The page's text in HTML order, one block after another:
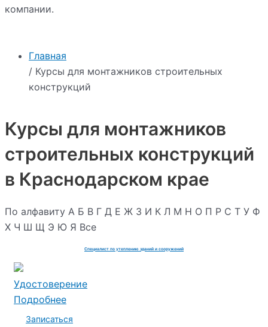
Главная
/ Курсы для монтажников строительных
конструкций
Курсы для монтажников
строительных конструкций
в Краснодарском крае
По алфавиту А Б В Г Д Е Ж З И К Л М Н О П Р С Т У Ф
Х Ч Ш Щ Э Ю Я Все
Специалист по утеплению зданий и сооружений
Удостоверение
Подробнее
Записаться
компании.